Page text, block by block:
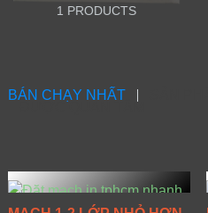
1 PRODUCTS
BÁN CHẠY NHẤT